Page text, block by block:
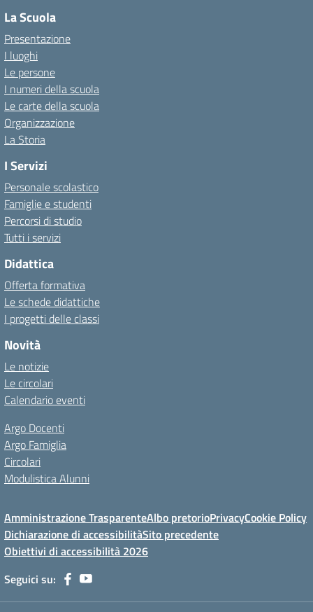
La Scuola
Presentazione
I luoghi
Le persone
I numeri della scuola
Le carte della scuola
Organizzazione
La Storia
I Servizi
Personale scolastico
Famiglie e studenti
Percorsi di studio
Tutti i servizi
Didattica
Offerta formativa
Le schede didattiche
I progetti delle classi
Novità
Le notizie
Le circolari
Calendario eventi
Argo Docenti
Argo Famiglia
Circolari
Modulistica Alunni
Amministrazione TrasparenteAlbo pretorioPrivacyCookie Policy
Dichiarazione di accessibilitàSito precedente
Obiettivi di accessibilità 2026
Seguici su: